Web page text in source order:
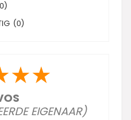
0)
(0)
★★
EIGENAAR)